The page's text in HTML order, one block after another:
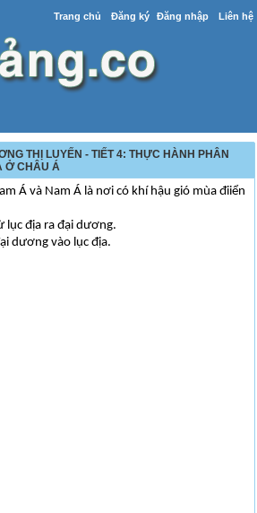
Trang chủ Đăng ký Đăng nhập Liên hệ
THỊ LUYẾN - TIẾT 4: THỰC HÀNH PHÂN
Ở CHÂU Á
Á và Nam Á là nơi có khí hậu gió mùa điiển
lục địa ra đại dương.
dương vào lục địa.